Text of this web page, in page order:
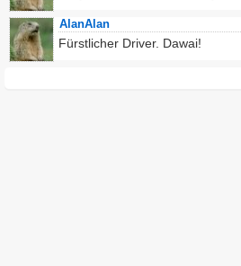
AlanAlan
Fürstlicher Driver. Dawai!